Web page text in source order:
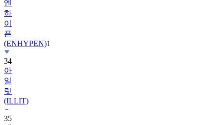
이
픈
(ENHYPEN)
34
아
일
릿
(ILLIT)
35
에
이